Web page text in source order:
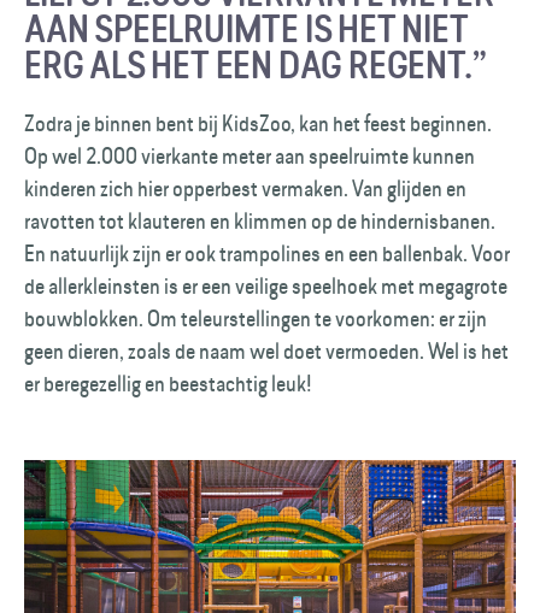
AAN SPEELRUIMTE IS HET NIET
ERG ALS HET EEN DAG REGENT.”
Zodra je binnen bent bij KidsZoo, kan het feest beginnen.
Op wel 2.000 vierkante meter aan speelruimte kunnen
kinderen zich hier opperbest vermaken. Van glijden en
ravotten tot klauteren en klimmen op de hindernisbanen.
En natuurlijk zijn er ook trampolines en een ballenbak. Voor
de allerkleinsten is er een veilige speelhoek met megagrote
bouwblokken. Om teleurstellingen te voorkomen: er zijn
geen dieren, zoals de naam wel doet vermoeden. Wel is het
er beregezellig en beestachtig leuk!